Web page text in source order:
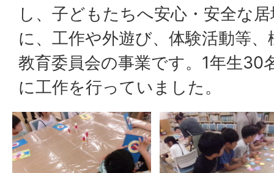
し、子どもたちへ安心・安全な
に、工作や外遊び、体験活動等
教育委員会の事業です。1年生30
に工作を行っていました。